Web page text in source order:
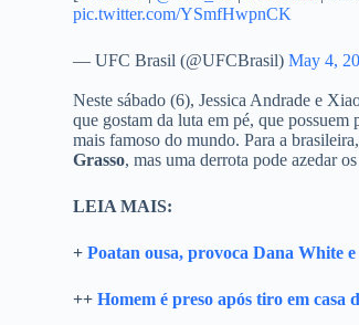
pic.twitter.com/YSmfHwpnCK
— UFC Brasil (@UFCBrasil)May 4,
Neste sábado (6), Jessica Andrade e
que gostam da luta em pé, que
mais famoso do mundo. Para a
Grasso, mas uma derrota pode azedar
LEIA MAIS:
+Poatan ousa, provoca Dana White
++Homem é preso após tiro em casa